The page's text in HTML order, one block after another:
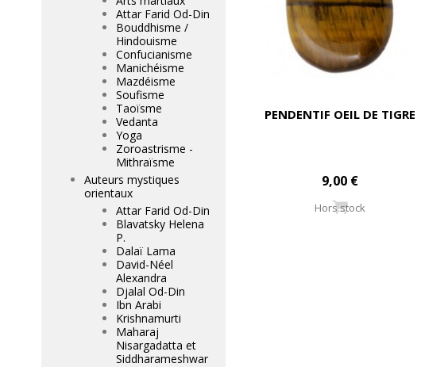
PENDENTIF OEIL DE TIGRE
9,00 €
Hors stock
Attar Farid Od-Din
Bouddhisme /
Hindouisme
Confucianisme
Manichéisme
Mazdéisme
Soufisme
Taoïsme
Vedanta
Yoga
Zoroastrisme -
Mithraïsme
Auteurs mystiques
orientaux
Attar Farid Od-Din
Blavatsky Helena
P.
Dalaï Lama
David-Néel
Alexandra
Djalal Od-Din
Ibn Arabi
Krishnamurti
Maharaj
Nisargadatta et
Siddharameshwar